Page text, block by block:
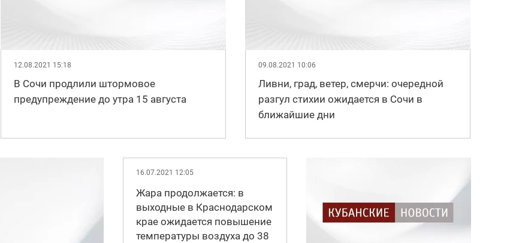
12.08.2021 15:18
В Сочи продлили штормовое
предупреждение до утра 15 августа
09.08.2021 10:06
Ливни, град, ветер, смерчи: очередной
разгул стихии ожидается в Сочи в
ближайшие дни
16.07.2021 12:05
Жара продолжается: в
выходные в Краснодарском
крае ожидается повышение
температуры воздуха до 38